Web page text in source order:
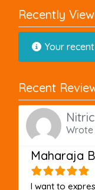
Recently
Your
Recent
Wrote
Maharaja
I want to